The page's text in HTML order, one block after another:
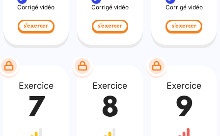
Corrigé vidéo
s'exercer
Corrigé vidéo
s'exercer
Corrigé vidéo
s'exercer
Exercice
7
Exercice
8
Exercice
9